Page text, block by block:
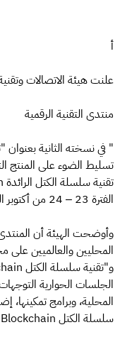
أ
علنت هيئة الاتصالات
منتدى التقنية الرقمية
" في نسخته الثانية
تسليط الضوء على المنتج
الفترة 23 – 24 من أكتوبر المقبل.
وأوضحت الهيئة أن
المحليين والعالميين على
الجلسات الحوارية
المحلية، وبرامج
سلسلة الكتل Blockchain وفرص تبنيها، وأبرز مستجداتها وتطوراتها.